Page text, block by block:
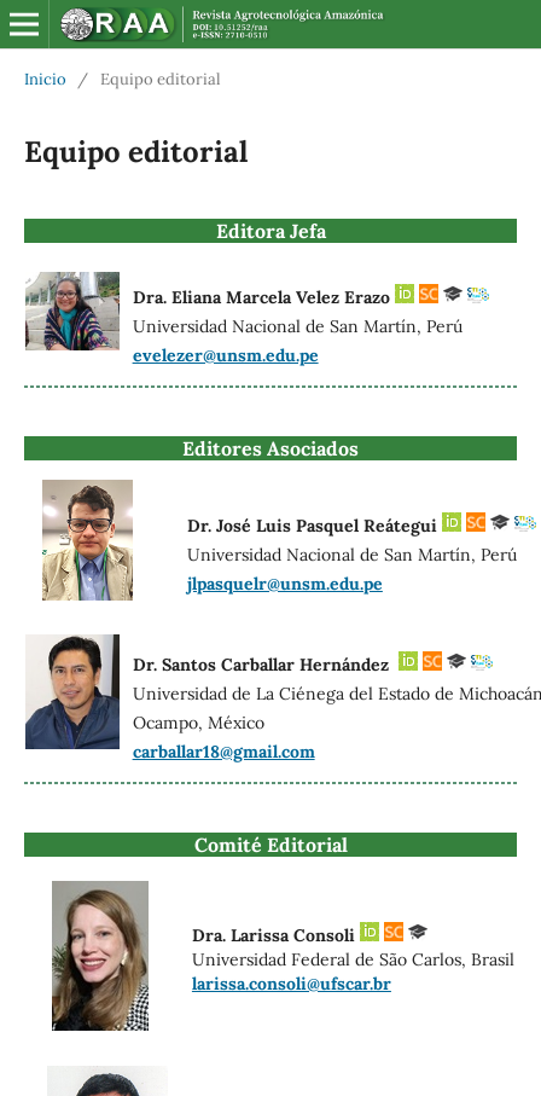
Inicio / Equipo editorial
Equipo editorial
Editora Jefa
Dra. Eliana Marcela Velez Erazo
Universidad Nacional de San Martín, Perú
evelezer@unsm.edu.pe
Editores Asociados
Dr. José Luis Pasquel Reátegui
Universidad Nacional de San Martín, Perú
jlpasquelr@unsm.edu.pe
Dr. Santos Carballar Hernández
Universidad de La Ciénega del Estado de
Ocampo, México
carballar18@gmail.com
Comité Editorial
Dra. Larissa Consoli
Universidad Federal de São Carlos, Brasil
larissa.consoli@ufscar.br